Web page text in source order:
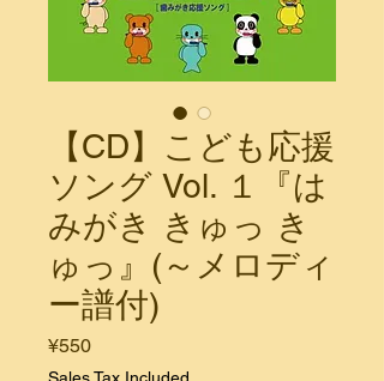
【CD】こども応援
ソング Vol. １『は
みがき きゅっ き
ゅっ』(～メロディ
ー譜付)
¥550Price